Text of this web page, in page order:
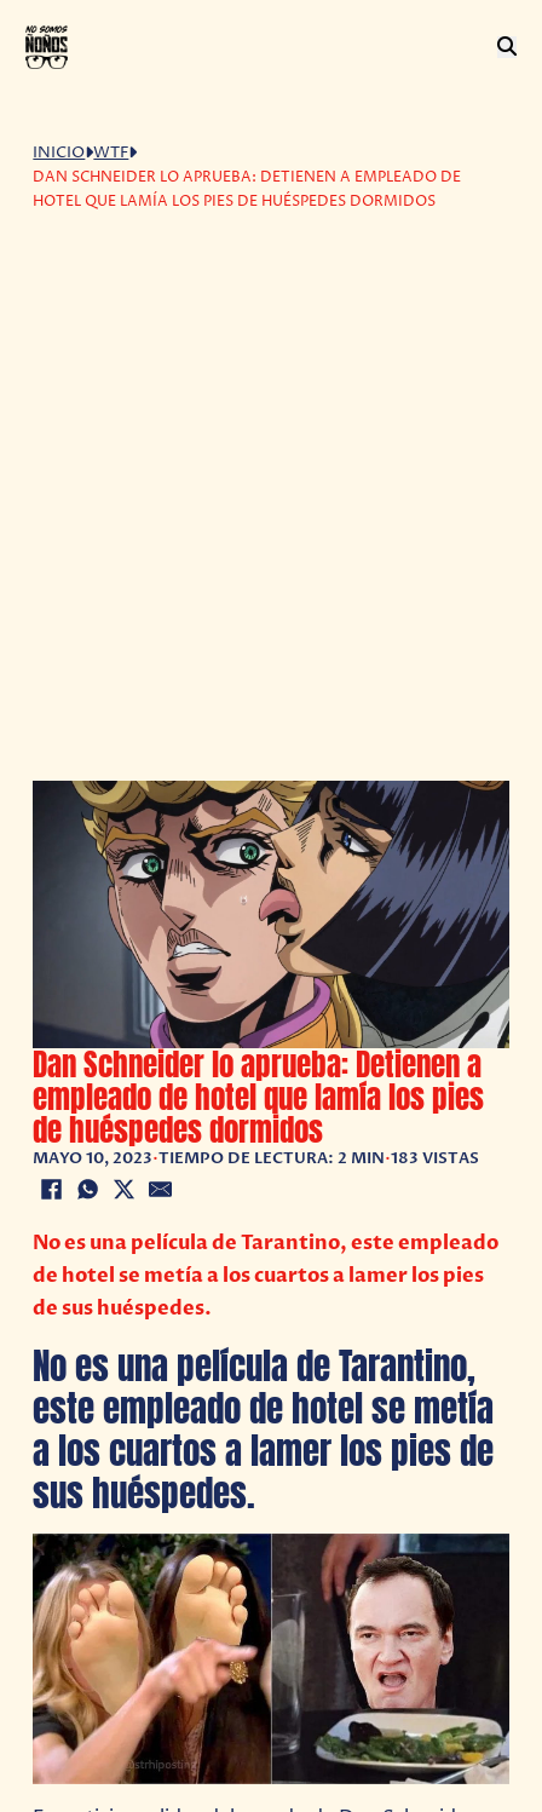
INICIO WTF
DAN SCHNEIDER LO APRUEBA: DETIENEN A EMPLEADO DE
HOTEL QUE LAMÍA LOS PIES DE HUÉSPEDES DORMIDOS
Dan Schneider lo aprueba: Detienen a
empleado de hotel que lamía los pies
de huéspedes dormidos
MAYO 10, 2023•TIEMPO DE LECTURA: 2 MIN•183 VISTAS
No es una película de Tarantino, este empleado
de hotel se metía a los cuartos a lamer los pies
de sus huéspedes.
No es una película de Tarantino,
este empleado de hotel se metía
a los cuartos a lamer los pies de
sus huéspedes.